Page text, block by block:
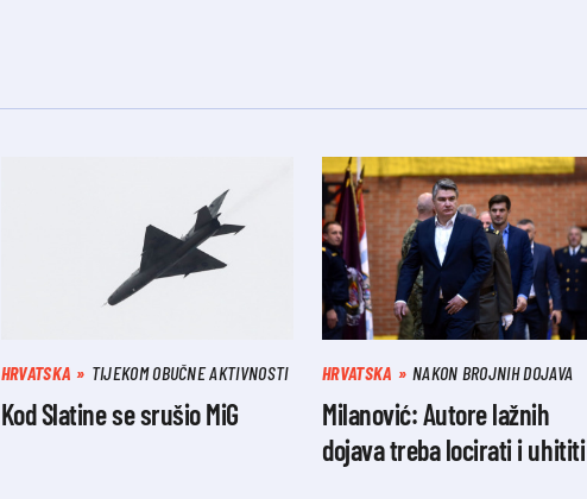
HRVATSKA TIJEKOM OBUČNE AKTIVNOSTI
Kod Slatine se srušio MiG
HRVATSKA NAKON BROJNIH DOJAVA
Milanović: Autore lažnih
dojava treba locirati i uhititi